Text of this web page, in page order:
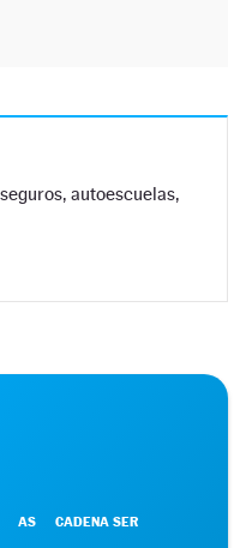
autoescuelas,
AS CADENA SER